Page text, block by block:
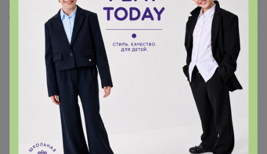
Новинки, акции, обзоры!
Все по Красоте в Телеграмм
Чат в ТЕЛЕГРАММ
Сибирячка
Гений СП